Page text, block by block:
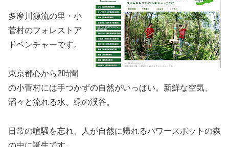
多摩川源流の里・小
菅村のフォレストア
ドベンチャーです。
東京都心から2時間
の小菅村には手つかずの自然がいっぱい。新鮮な空気、
滔々と流れる水、緑の渓谷。
日常の喧騒を忘れ、人が自然に帰れるパワースポットの森
の中に誕生です。